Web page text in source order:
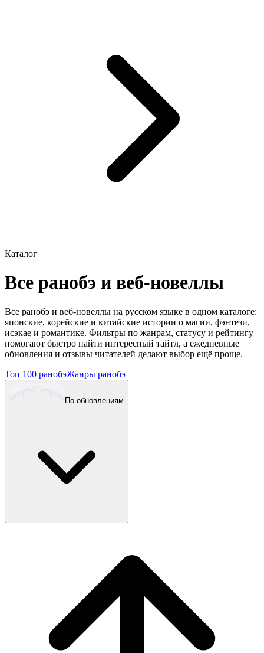
Каталог
Все ранобэ и веб-новеллы
Все ранобэ и веб-новеллы на русском языке в одном каталоге:
японские, корейские и китайские истории о магии, фэнтези,
исэкае и романтике. Фильтры по жанрам, статусу и рейтингу
помогают быстро найти интересный тайтл, а ежедневные
обновления и отзывы читателей делают выбор ещё проще.
Топ 100 ранобэЖанры ранобэ
По обновлениям